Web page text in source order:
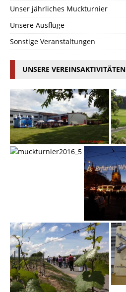
Unser jährliches Muckturnier
Unsere Ausflüge
Sonstige Veranstaltungen
UNSERE VEREINSAKTIVITÄTEN